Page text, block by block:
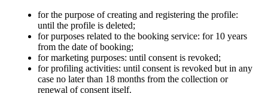
for the purpose of creating and registering the profile:
until the profile is deleted;
for purposes related to the booking service: for 10 years
from the date of booking;
for marketing purposes: until consent is revoked;
for profiling activities: until consent is revoked but in any
case no later than 18 months from the collection or
renewal of consent itself.